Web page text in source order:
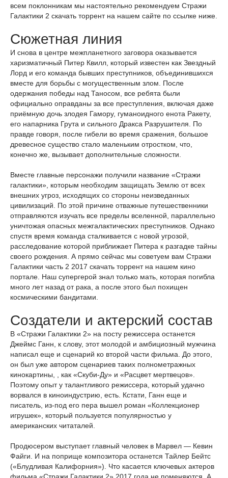
всем поклонникам мы настоятельно рекомендуем Стражи
Галактики 2 скачать торрент на нашем сайте по ссылке ниже.
Сюжетная линия
И снова в центре межпланетного заговора оказывается
харизматичный Питер Квилл, который известен как Звездный
Лорд и его команда бывших преступников, объединившихся
вместе для борьбы с могущественным злом. После
одержания победы над Таносом, все ребята были
официально оправданы за все преступления, включая даже
приёмную дочь злодея Гамору, гуманоидного енота Ракету,
его напарника Грута и сильного Дракса Разрушителя. По
правде говоря, после гибели во время сражения, большое
древесное существо стало маленьким отростком, что,
конечно же, вызывает дополнительные сложности.
Вместе главные персонажи получили название «Стражи
галактики», которым необходим защищать Землю от всех
внешних угроз, исходящих со стороны неизведанных
цивилизаций. По этой причине отважные путешественники
отправляются изучать все пределы вселенной, параллельно
уничтожая опасных межгалактических преступников. Однако
спустя время команда сталкивается с новой угрозой,
расследование которой приближает Питера к разгадке тайны
своего рождения. А прямо сейчас мы советуем вам Стражи
Галактики часть 2 2017 скачать торрент на нашем кино
портале. Наш супергерой знал только мать, которая погибла
много лет назад от рака, а после этого был похищен
космическими бандитами.
Создатели и актерский состав
В «Стражи Галактики 2» на посту режиссера останется
Джеймс Ганн, к слову, этот молодой и амбициозный мужчина
написал еще и сценарий ко второй части фильма. До этого,
он был уже автором сценариев таких полнометражных
кинокартины, , как «Скуби-Ду» и «Расцвет мертвецов».
Поэтому опыт у талантливого режиссера, который удачно
ворвался в киноиндустрию, есть. Кстати, Ганн еще и
писатель, из-под его пера вышел роман «Коллекционер
игрушек», который пользуется популярностью у
американских читаталей.
Продюсером выступает главный человек в Марвел — Кевин
Файги. И на поприще композитора останется Тайлер Бейтс
(«Блудливая Калифорния»). Что касается ключевых актеров